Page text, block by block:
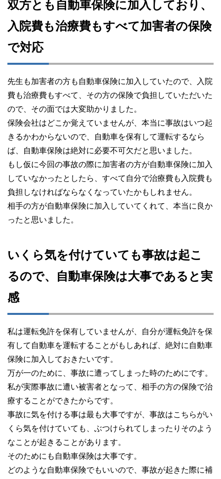
双方とも自動車保険に加入しており、
入院費も治療費もすべて加害者の保険
で対応
先生も加害者の方も自動車保険に加入していたので、入院
費も治療費もすべて、その方の保険で負担していただいた
ので、その面では大変助かりました。
保険会社はどこか覚えていませんが、本当に事故はいつ起
きるかわからないので、自動車を保有して運転するなら
ば、自動車保険は絶対に必要不可欠だと思いました。
もし仮に今回の事故の際に加害者の方が自動車保険に加入
していなかったとしたら、すべて自分で治療費も入院費も
負担しなければならなくなっていたかもしれません。
相手の方が自動車保険に加入していてくれて、本当に良か
ったと思いました。
いくら気を付けていても事故は起こ
るので、自動車保険は大事であると実
感
私は運転免許を保有していませんが、自分が運転免許を保
有して自動車を運転することがもしあれば、絶対に自動車
保険に加入しておきたいです。
万が一のために、事故に遭ってしまった時のためにです。
私が実際事故に遭い被害者となって、相手の方の保険で治
療することができたからです。
事故に気を付ける事は最も大事ですが、事故はこちらがい
くら気を付けていても、ぶつけられてしまったりそのよう
なことが起きることがあります。
そのためにも自動車保険は大事です。
どのような自動車保険でもいいので、事故が起きた際に補